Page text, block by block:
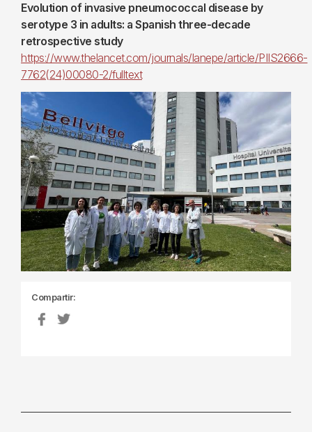
Evolution of invasive pneumococcal disease by
serotype 3 in adults: a Spanish three-decade
retrospective study
https://www.thelancet.com/journals/lanepe/article/PIIS2666-
7762(24)00080-2/fulltext
Compartir: